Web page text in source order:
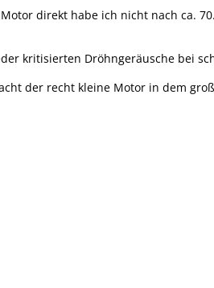
direkt habe ich nicht nach ca.
kritisierten Dröhngeräusche bei
der recht kleine Motor in dem